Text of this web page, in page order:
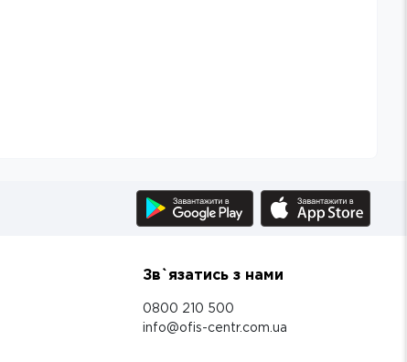
Зв`язатись з нами
0800 210 500
info@ofis-centr.com.ua